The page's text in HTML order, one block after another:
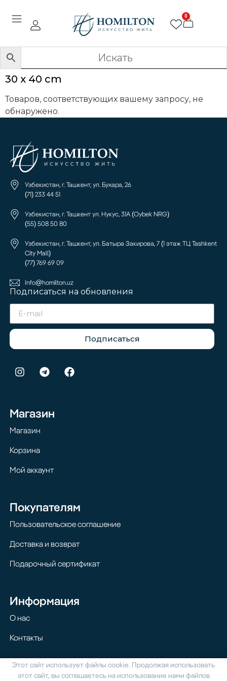
0
30 x 40 cm
Товаров, соответствующих вашему запросу, не
обнаружено.
Узбекистан, г. Ташкент, ул. Бухара, 26
(71) 233 44 51
Узбекистан, г. Ташкент ул. Нукус, 31А (Oybek NRG)
(55) 508 50 80
Узбекистан, г. Ташкент, ул. Батыра Закирова, 7 (1 этаж ТЦ Tashkent
City Mall)
(77) 769 69 09
Info@homilton.uz
Подписаться на обновления
Подписаться
Магазин
Магазин
Корзина
Мой аккаунт
Покупателям
Пользовательское соглашение
Доставка и возврат
Подарочный сертификат
Информация
О нас
Контакты
© 2024 Homilton. Все права защищены
Этот сайт использует файлы cookie. Продолжая использовать
этот сайт, вы соглашаетесь на использование нами файлов